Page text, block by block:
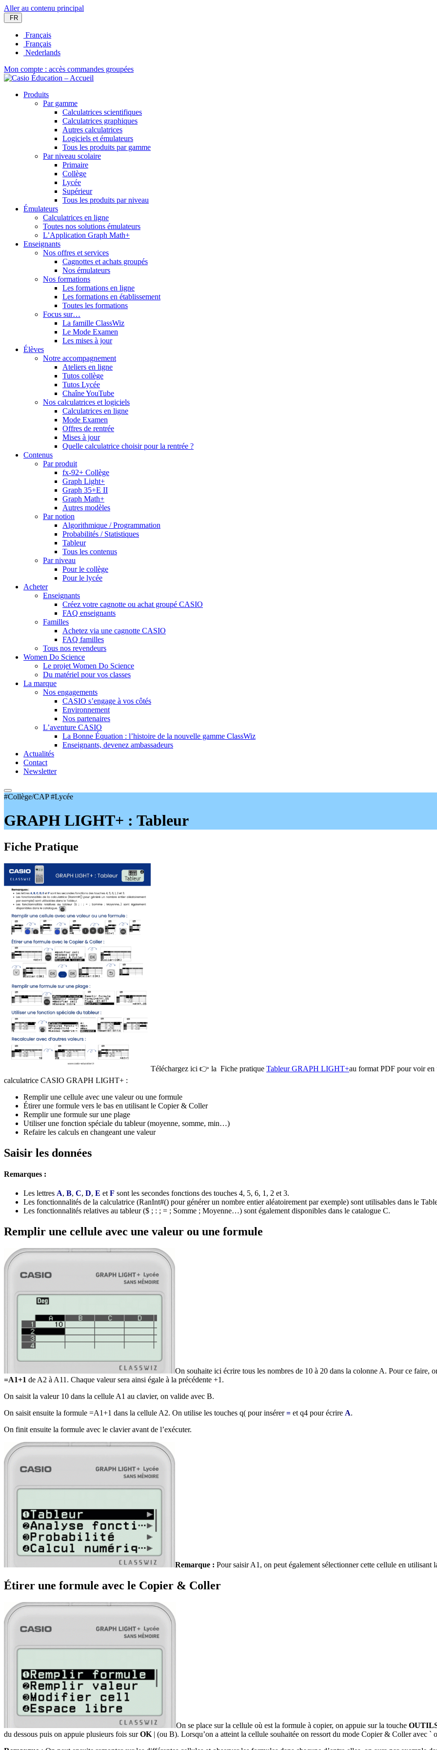
Aller au contenu principal
FR
Français
Français
Nederlands
Mon compte : accès commandes groupées
Produits
Par gamme
Calculatrices scientifiques
Calculatrices graphiques
Autres calculatrices
Logiciels et émulateurs
Tous les produits par gamme
Par niveau scolaire
Primaire
Collège
Lycée
Supérieur
Tous les produits par niveau
Émulateurs
Calculatrices en ligne
Toutes nos solutions émulateurs
L’Application Graph Math+
Enseignants
Nos offres et services
Cagnottes et achats groupés
Nos émulateurs
Nos formations
Les formations en ligne
Les formations en établissement
Toutes les formations
Focus sur…
La famille ClassWiz
Le Mode Examen
Les mises à jour
Élèves
Notre accompagnement
Ateliers en ligne
Tutos collège
Tutos Lycée
Chaîne YouTube
Nos calculatrices et logiciels
Calculatrices en ligne
Mode Examen
Offres de rentrée
Mises à jour
Quelle calculatrice choisir pour la rentrée ?
Contenus
Par produit
fx-92+ Collège
Graph Light+
Graph 35+E II
Graph Math+
Autres modèles
Par notion
Algorithmique / Programmation
Probabilités / Statistiques
Tableur
Tous les contenus
Par niveau
Pour le collège
Pour le lycée
Acheter
Enseignants
Créez votre cagnotte ou achat groupé CASIO
FAQ enseignants
Familles
Achetez via une cagnotte CASIO
FAQ familles
Tous nos revendeurs
Women Do Science
Le projet Women Do Science
Du matériel pour vos classes
La marque
Nos engagements
CASIO s’engage à vos côtés
Environnement
Nos partenaires
L’aventure CASIO
La Bonne Équation : l’histoire de la nouvelle gamme ClassWiz
Enseignants, devenez ambassadeurs
Actualités
Contact
Newsletter
#Collège/CAP #Lycée
GRAPH LIGHT+ : Tableur
Fiche Pratique
Téléchargez ici 👉 la Fiche pratique Tableur GRAPH LIGHT+au format PDF pour voir en
calculatrice CASIO GRAPH LIGHT+ :
Remplir une cellule avec une valeur ou une formule
Étirer une formule vers le bas en utilisant le Copier & Coller
Remplir une formule sur une plage
Utiliser une fonction spéciale du tableur (moyenne, somme, min…)
Refaire les calculs en changeant une valeur
Saisir les données
Remarques :
Les lettres A, B, C, D, E et F sont les secondes fonctions des touches 4, 5, 6, 1, 2 et 3.
Les fonctionnalités de la calculatrice (RanInt#() pour générer un nombre entier aléatoirement par exemple) sont utilisables dans le
Les fonctionnalités relatives au tableur ($ ; : ; = ; Somme ; Moyenne…) sont également disponibles dans le catalogue C.
Remplir une cellule avec une valeur ou une formule
On souhaite ici écrire tous les nombres de 10 à 20 dans la colonne A. Pour ce
=A1+1 de A2 à A11. Chaque valeur sera ainsi égale à la précédente +1.
On saisit la valeur 10 dans la cellule A1 au clavier, on valide avec B.
On saisit ensuite la formule =A1+1 dans la cellule A2. On utilise les touches q( pour insérer= et q4 pour écrire A.
On finit ensuite la formule avec le clavier avant de l’exécuter.
Remarque : Pour saisir A1, on peut également sélectionner cette cellule en utilisant
Étirer une formule avec le Copier & Coller
On se place sur la cellule où est la formule à copier, on appuie sur la touche
du dessous puis on appuie plusieurs fois surOK | (ou B). Lorsqu’on a atteint la cellule souhaitée on ressort du mode Copier & Coller avec `